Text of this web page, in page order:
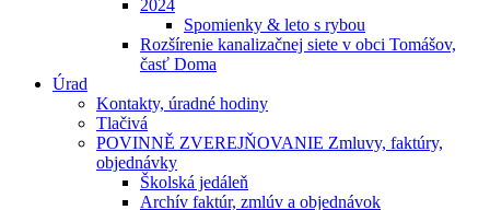
2024
Spomienky & leto s rybou
Rozšírenie kanalizačnej siete v obci Tomášov,
časť Doma
Úrad
Kontakty, úradné hodiny
Tlačivá
POVINNĚ ZVEREJŇOVANIE Zmluvy, faktúry,
objednávky
Školská jedáleň
Archív faktúr, zmlúv a objednávok